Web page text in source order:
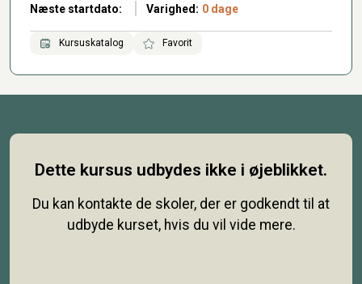
Næste startdato: Varighed: 0 dage
Kursuskatalog Favorit
Dette kursus udbydes ikke i øjeblikket.
Du kan kontakte de skoler, der er godkendt til at
udbyde kurset, hvis du vil vide mere.